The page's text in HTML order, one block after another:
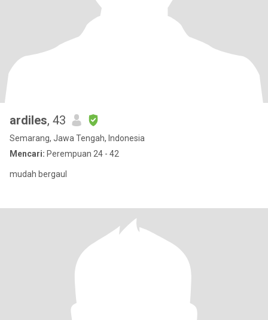
ardiles, 43
Semarang, Jawa Tengah, Indonesia
Mencari: Perempuan 24 - 42
mudah bergaul